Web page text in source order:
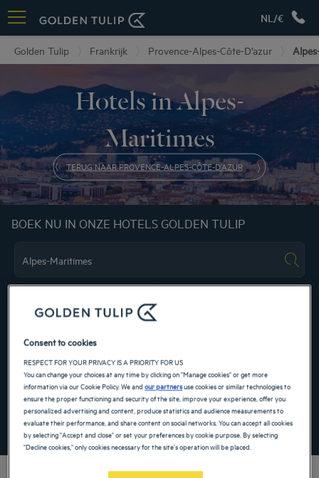
NL/€
Golden Tulip Frankrijk Provence-Alpes-Côte-D’azur
Hotels in Alpes-
Maritimes
TERUG NAAR PROVENCE-ALPES-CÔTE-D’AZUR
BOEK NU IN ONZE HOTELS GOLDEN TULIP
ZOEK EEN HOTEL
Voeg kortingscode toe
Consent to cookies
RESPECT FOR YOUR PRIVACY IS A PRIORITY FOR US
You can change your choices at any time by clicking on "Manage cookies" or get more
information via our Cookie Policy. We andour partnersuse cookies or similar technologies to
ensure the proper functioning and security of the site, improve your experience, offer you
personalized advertising and content, produce statistics and audience measurements to
evaluate their performance, and share content on social networks. You can accept all cookies
by selecting "Accept and close" or set your preferences by cookie purpose. By selecting
"Decline cookies," only cookies necessary for the site's operation will be placed.